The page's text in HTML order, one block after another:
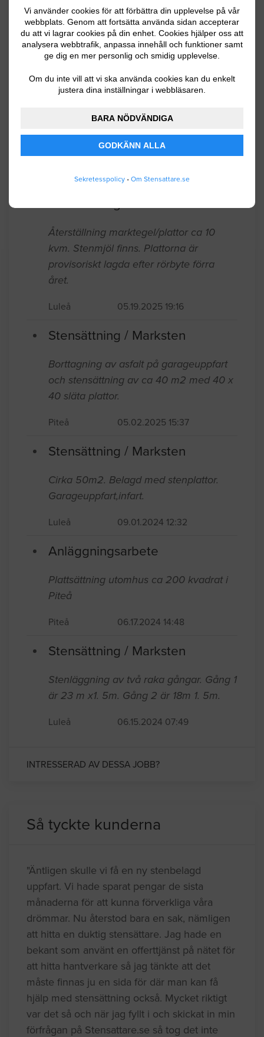
Vi använder cookies för att förbättra din upplevelse på vår
webbplats. Genom att fortsätta använda sidan accepterar
du att vi lagrar cookies på din enhet. Cookies hjälper oss att
analysera webbtrafik, anpassa innehåll och funktioner samt
ge dig en mer personlig och smidig upplevelse.
Om du inte vill att vi ska använda cookies kan du enkelt
justera dina inställningar i webbläsaren.
BARA NÖDVÄNDIGA
GODKÄNN ALLA
Sekretesspolicy • Om Stensattare.se
plattorna glidit isär. Dessutom skulle vi
vilja lägga en kant runt villan med
likadan sten samt sjösingel.
Luleå 05.02.2026 11:59
Stenplattor hundgård ev slänt till
09.01.2025 12:42
Återställning marktegel/plattor ca 10
kvm. Stenmjöl finns. Plattorna är
provisoriskt lagda efter rörbyte förra
året.
Luleå 05.19.2025 19:16
Stensättning / Marksten
Borttagning av asfalt på garageuppfart
och stensättning av ca 40 m2 med 40 x
40 släta plattor.
Piteå 05.02.2025 15:37
Stensättning / Marksten
Cirka 50m2. Belagd med stenplattor.
Garageuppfart,infart.
Luleå 09.01.2024 12:32
Anläggningsarbete
Plattsättning utomhus ca 200 kvadrat i
Piteå
Piteå 06.17.2024 14:48
Stensättning / Marksten
Stenläggning av två raka gångar. Gång 1
är 23 m x1. 5m. Gång 2 är 18m 1. 5m.
Luleå 06.15.2024 07:49
INTRESSERAD AV DESSA JOBB?
Så tyckte kunderna
"Äntligen skulle vi få en ny stenbelagd
uppfart. Vi hade sparat pengar de sista
månaderna för att kunna förverkliga våra
drömmar. Nu återstod bara en sak, nämligen
att hitta en duktig stensättare. Jag hade en
bekant som använt en offerttjänst på nätet för
att hitta hantverkare så jag tänkte att det
måste finnas ju en sida för där man kan få
hjälp med stensättning också. Mycket riktigt
var det så och när jag fyllt i och skickat in min
förfrågan på Stensattare.se så tog det inte